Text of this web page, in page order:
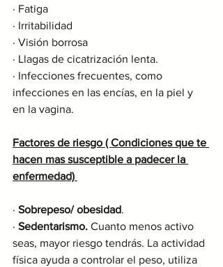
· Fatiga
· Irritabilidad
· Visión borrosa
· Llagas de cicatrización lenta.
· Infecciones frecuentes, como
infecciones en las encías, en la piel y
en la vagina.
Factores de riesgo ( Condiciones que te
hacen mas susceptible a padecer la
enfermedad)
· Sobrepeso/ obesidad.
· Sedentarismo. Cuanto menos activo
seas, mayor riesgo tendrás. La actividad
física ayuda a controlar el peso, utiliza